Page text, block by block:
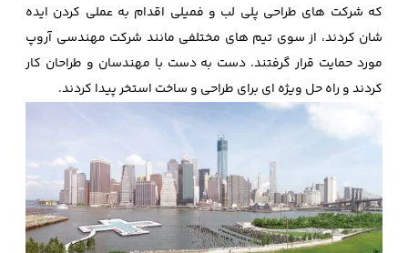
که شرکت های طراحی پلی لب و فمیلی اقدام به عملی کردن ایده
شان کردند، از سوی تیم های مختلفی مانند شرکت مهندسی آروپ
مورد حمایت قرار گرفتند. دست به دست با مهندسان و طراحان کار
کردند و راه حل ویژه ای برای طراحی و ساخت استخر پیدا کردند.